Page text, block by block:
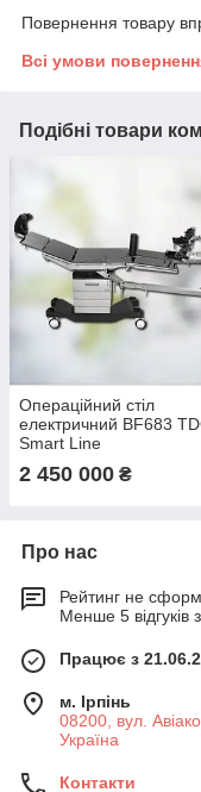
Повернення товару
Всі умови
Подібні товари
Операційний стіл
електричний BF683
Smart Line
2 450 000 ₴
Про нас
Рейтинг не
Менше 5 відгуків
Працює з
м. Ірпінь
08200, вул.
Україна
Контакти